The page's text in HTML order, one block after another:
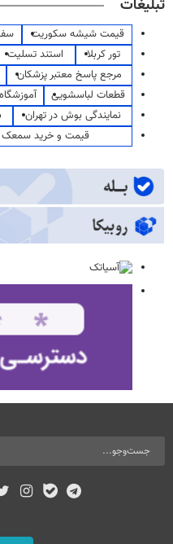
تبلیغات
قیمت شیشه سکوریت
تور کربلا
استند تسلیت
مرجع پاسخ معتبر پزشکان
قطعات لباسشویی
نمایندگی بوش در تهران
قیمت و خرید سمعک